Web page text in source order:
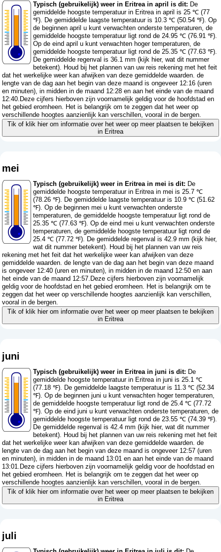
Typisch (gebruikelijk) weer in Eritrea in april is dit: De
gemiddelde hoogste temperatuur in Eritrea in april is 25 ℃ (77
℉). De gemiddelde laagste temperatuur is 10.3 ℃ (50.54 ℉). Op
de beginnen april u kunt verwachten onderste temperaturen, de
gemiddelde hoogste temperatuur ligt rond de 24.95 ℃ (76.91 ℉).
Op de eind april u kunt verwachten hoger temperaturen, de
gemiddelde hoogste temperatuur ligt rond de 25.35 ℃ (77.63 ℉).
De gemiddelde regenval is 36.1 mm (kijk hier, wat dit nummer
betekent). Houd bij het plannen van uw reis rekening met het feit
dat het werkelijke weer kan afwijken van deze gemiddelde waarden. de
lengte van de dag aan het begin van deze maand is ongeveer 12:16 (uren
en minuten), in midden in de maand 12:28 en aan het einde van de maand
12:40.Deze cijfers hierboven zijn voornamelijk geldig voor de hoofdstad en
het gebied eromheen. Het is belangrijk om te zeggen dat het weer op
verschillende hoogtes aanzienlijk kan verschillen, vooral in de bergen.
Tik of klik hier om informatie over het weer op meer plaatsen te bekijken
in Eritrea
mei
Typisch (gebruikelijk) weer in Eritrea in mei is dit: De
gemiddelde hoogste temperatuur in Eritrea in mei is 25.7 ℃
(78.26 ℉). De gemiddelde laagste temperatuur is 10.9 ℃ (51.62
℉). Op de beginnen mei u kunt verwachten onderste
temperaturen, de gemiddelde hoogste temperatuur ligt rond de
25.35 ℃ (77.63 ℉). Op de eind mei u kunt verwachten onderste
temperaturen, de gemiddelde hoogste temperatuur ligt rond de
25.4 ℃ (77.72 ℉). De gemiddelde regenval is 42.9 mm (kijk hier,
wat dit nummer betekent). Houd bij het plannen van uw reis
rekening met het feit dat het werkelijke weer kan afwijken van deze
gemiddelde waarden. de lengte van de dag aan het begin van deze maand
is ongeveer 12:40 (uren en minuten), in midden in de maand 12:50 en aan
het einde van de maand 12:57.Deze cijfers hierboven zijn voornamelijk
geldig voor de hoofdstad en het gebied eromheen. Het is belangrijk om te
zeggen dat het weer op verschillende hoogtes aanzienlijk kan verschillen,
vooral in de bergen.
Tik of klik hier om informatie over het weer op meer plaatsen te bekijken
in Eritrea
juni
Typisch (gebruikelijk) weer in Eritrea in juni is dit: De
gemiddelde hoogste temperatuur in Eritrea in juni is 25.1 ℃
(77.18 ℉). De gemiddelde laagste temperatuur is 11.3 ℃ (52.34
℉). Op de beginnen juni u kunt verwachten hoger temperaturen,
de gemiddelde hoogste temperatuur ligt rond de 25.4 ℃ (77.72
℉). Op de eind juni u kunt verwachten onderste temperaturen, de
gemiddelde hoogste temperatuur ligt rond de 23.55 ℃ (74.39 ℉).
De gemiddelde regenval is 42.4 mm (kijk hier, wat dit nummer
betekent). Houd bij het plannen van uw reis rekening met het feit
dat het werkelijke weer kan afwijken van deze gemiddelde waarden. de
lengte van de dag aan het begin van deze maand is ongeveer 12:57 (uren
en minuten), in midden in de maand 13:01 en aan het einde van de maand
13:01.Deze cijfers hierboven zijn voornamelijk geldig voor de hoofdstad en
het gebied eromheen. Het is belangrijk om te zeggen dat het weer op
verschillende hoogtes aanzienlijk kan verschillen, vooral in de bergen.
Tik of klik hier om informatie over het weer op meer plaatsen te bekijken
in Eritrea
juli